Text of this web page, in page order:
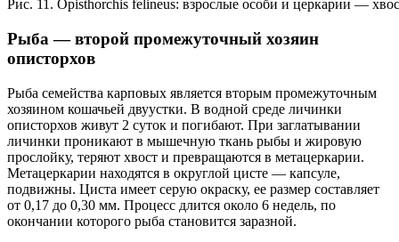
Рис. 11. Opisthorchis felineus: взрослые особи и церкарии —
Рыба — второй промежуточный хозяин
описторхов
Рыба семейства карповых является вторым промежуточным
хозяином кошачьей двуустки. В водной среде личинки
описторхов живут 2 суток и погибают. При заглатывании
личинки проникают в мышечную ткань рыбы и жировую
прослойку, теряют хвост и превращаются в метацеркарии.
Метацеркарии находятся в округлой цисте — капсуле,
подвижны. Циста имеет серую окраску, ее размер составляет
от 0,17 до 0,30 мм. Процесс длится около 6 недель, по
окончании которого рыба становится заразной.